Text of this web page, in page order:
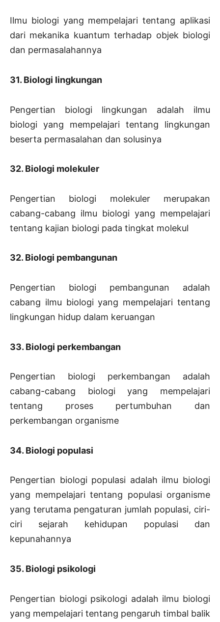
Ilmu biologi yang mempelajari tentang aplikasi
dari mekanika kuantum terhadap objek biologi
dan permasalahannya
31. Biologi lingkungan
Pengertian biologi lingkungan adalah ilmu
biologi yang mempelajari tentang lingkungan
beserta permasalahan dan solusinya
32. Biologi molekuler
Pengertian biologi molekuler merupakan
cabang-cabang ilmu biologi yang mempelajari
tentang kajian biologi pada tingkat molekul
32. Biologi pembangunan
Pengertian biologi pembangunan adalah
cabang ilmu biologi yang mempelajari tentang
lingkungan hidup dalam keruangan
33. Biologi perkembangan
Pengertian biologi perkembangan adalah
cabang-cabang biologi yang mempelajari
tentang proses pertumbuhan dan
perkembangan organisme
34. Biologi populasi
Pengertian biologi populasi adalah ilmu biologi
yang mempelajari tentang populasi organisme
yang terutama pengaturan jumlah populasi, ciri-
ciri sejarah kehidupan populasi dan
kepunahannya
35. Biologi psikologi
Pengertian biologi psikologi adalah ilmu biologi
yang mempelajari tentang pengaruh timbal balik